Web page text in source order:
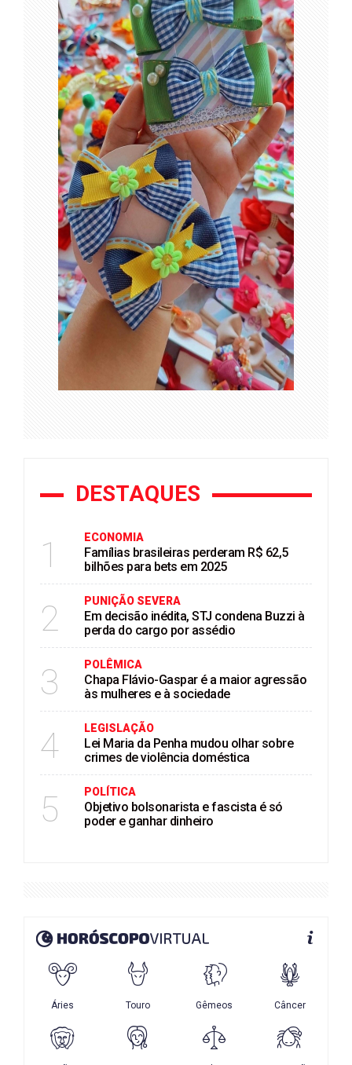
DESTAQUES
1 ECONOMIA
Famílias brasileiras perderam R$ 62,5
bilhões para bets em 2025
2 PUNIÇÃO SEVERA
Em decisão inédita, STJ condena Buzzi à
perda do cargo por assédio
3 POLÊMICA
Chapa Flávio-Gaspar é a maior agressão
às mulheres e à sociedade
4 LEGISLAÇÃO
Lei Maria da Penha mudou olhar sobre
crimes de violência doméstica
5 POLÍTICA
Objetivo bolsonarista e fascista é só
poder e ganhar dinheiro